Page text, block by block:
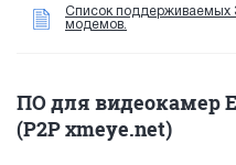
Список поддерживаемых
модемов.
ПО для видеокамер
(P2P xmeye.net)